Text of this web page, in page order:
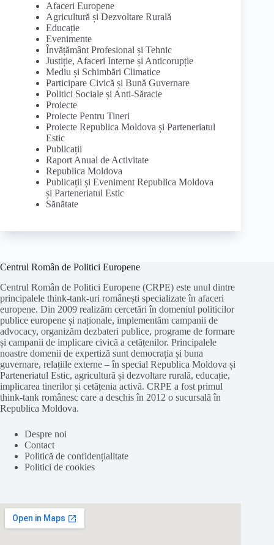
Afaceri Europene
Agricultură și Dezvoltare Rurală
Educație
Evenimente
Învățământ Profesional și Tehnic
Justiție, Afaceri Interne și Anticorupție
Mediu și Schimbări Climatice
Participare Civică și Bună Guvernare
Politici Sociale și Anti-Săracie
Proiecte
Proiecte Pentru Tineri
Proiecte Republica Moldova și Parteneriatul
Estic
Publicații
Raport Anual de Activitate
Republica Moldova
Publicații și Eveniment Republica Moldova
și Parteneriatul Estic
Sănătate
Centrul Român de Politici Europene
Centrul Român de Politici Europene (CRPE) este unul dintre
principalele think-tank-uri românești specializate în afaceri
europene. Din 2009 realizăm cercetări în domeniul politicilor
publice europene și naționale, implementăm campanii de
advocacy, organizăm dezbateri publice, programe de formare
și campanii de implicare civică a cetățenilor. Principalele
noastre domenii de expertiză sunt democrația și buna
guvernare, relațiile externe – în special Republica Moldova și
Parteneriatul Estic, agricultură și dezvoltare rurală, educație,
implicarea tinerilor și cetățenia activă. CRPE a fost primul
think-tank românesc care a deschis în 2012 o sucursală în
Republica Moldova.
Despre noi
Contact
Politică de confidențialitate
Politici de cookies